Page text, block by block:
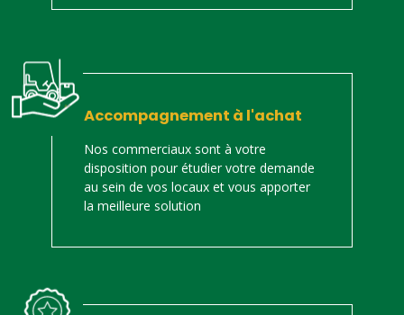
Accompagnement à l'achat
Nos commerciaux sont à votre
disposition pour étudier votre demande
au sein de vos locaux et vous apporter
la meilleure solution